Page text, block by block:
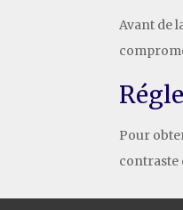
Avant de
Pour
contraste